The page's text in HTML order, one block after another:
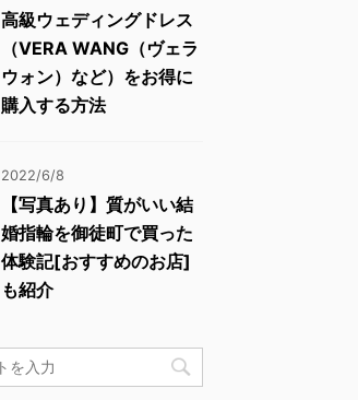
高級ウェディングドレス
（VERA WANG（ヴェラ
ウォン）など）をお得に
購入する方法
2022/6/8
【写真あり】質がいい結
婚指輪を御徒町で買った
体験記[おすすめのお店]
も紹介